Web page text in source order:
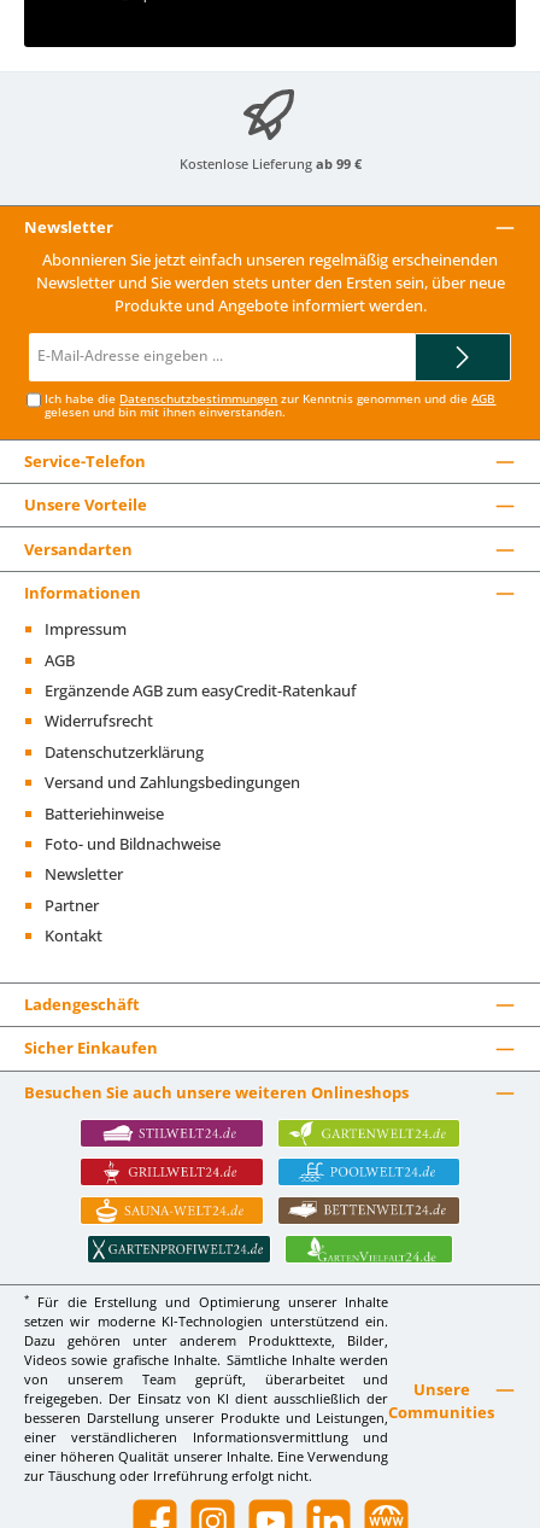
Kostenlose Lieferung ab 99 €
Newsletter
Abonnieren Sie jetzt einfach unseren regelmäßig erscheinenden
Newsletter und Sie werden stets unter den Ersten sein, über neue
Produkte und Angebote informiert werden.
Mail-
Ich habe die Datenschutzbestimmungen zur Kenntnis genommen und dieAGB
gelesen und bin mit ihnen einverstanden.
Service-Telefon
Unsere Vorteile
Versandarten
Informationen
Impressum
AGB
Ergänzende AGB zum easyCredit-Ratenkauf
Widerrufsrecht
Datenschutzerklärung
Versand und Zahlungsbedingungen
Batteriehinweise
Foto- und Bildnachweise
Newsletter
Partner
Kontakt
Ladengeschäft
Sicher Einkaufen
Besuchen Sie auch unsere weiteren Onlineshops
*
Für die Erstellung und Optimierung unserer Inhalte
setzen wir moderne KI-Technologien unterstützend ein.
Dazu gehören unter anderem Produkttexte, Bilder,
Videos sowie grafische Inhalte. Sämtliche Inhalte werden
von unserem Team geprüft, überarbeitet und
freigegeben. Der Einsatz von KI dient ausschließlich der
besseren Darstellung unserer Produkte und Leistungen,
einer verständlicheren Informationsvermittlung und
einer höheren Qualität unserer Inhalte. Eine Verwendung
zur Täuschung oder Irreführung erfolgt nicht.
Unsere
Communities